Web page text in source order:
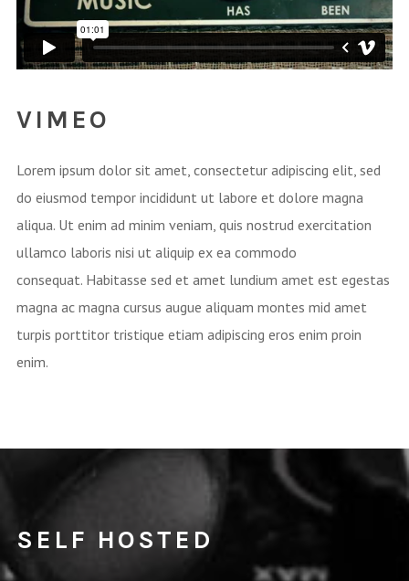
VIMEO
Lorem ipsum dolor sit amet, consectetur adipiscing elit, sed
do eiusmod tempor incididunt ut labore et dolore magna
aliqua. Ut enim ad minim veniam, quis nostrud exercitation
ullamco laboris nisi ut aliquip ex ea commodo
consequat. Habitasse sed et amet lundium amet est egestas
magna ac magna cursus augue aliquam montes mid amet
turpis porttitor tristique etiam adipiscing eros enim proin
enim.
SELF HOSTED